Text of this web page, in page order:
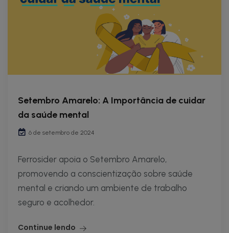
Setembro Amarelo: A Importância de cuidar
da saúde mental
6 de setembro de 2024
Ferrosider apoia o Setembro Amarelo,
promovendo a conscientização sobre saúde
mental e criando um ambiente de trabalho
seguro e acolhedor.
Continue lendo